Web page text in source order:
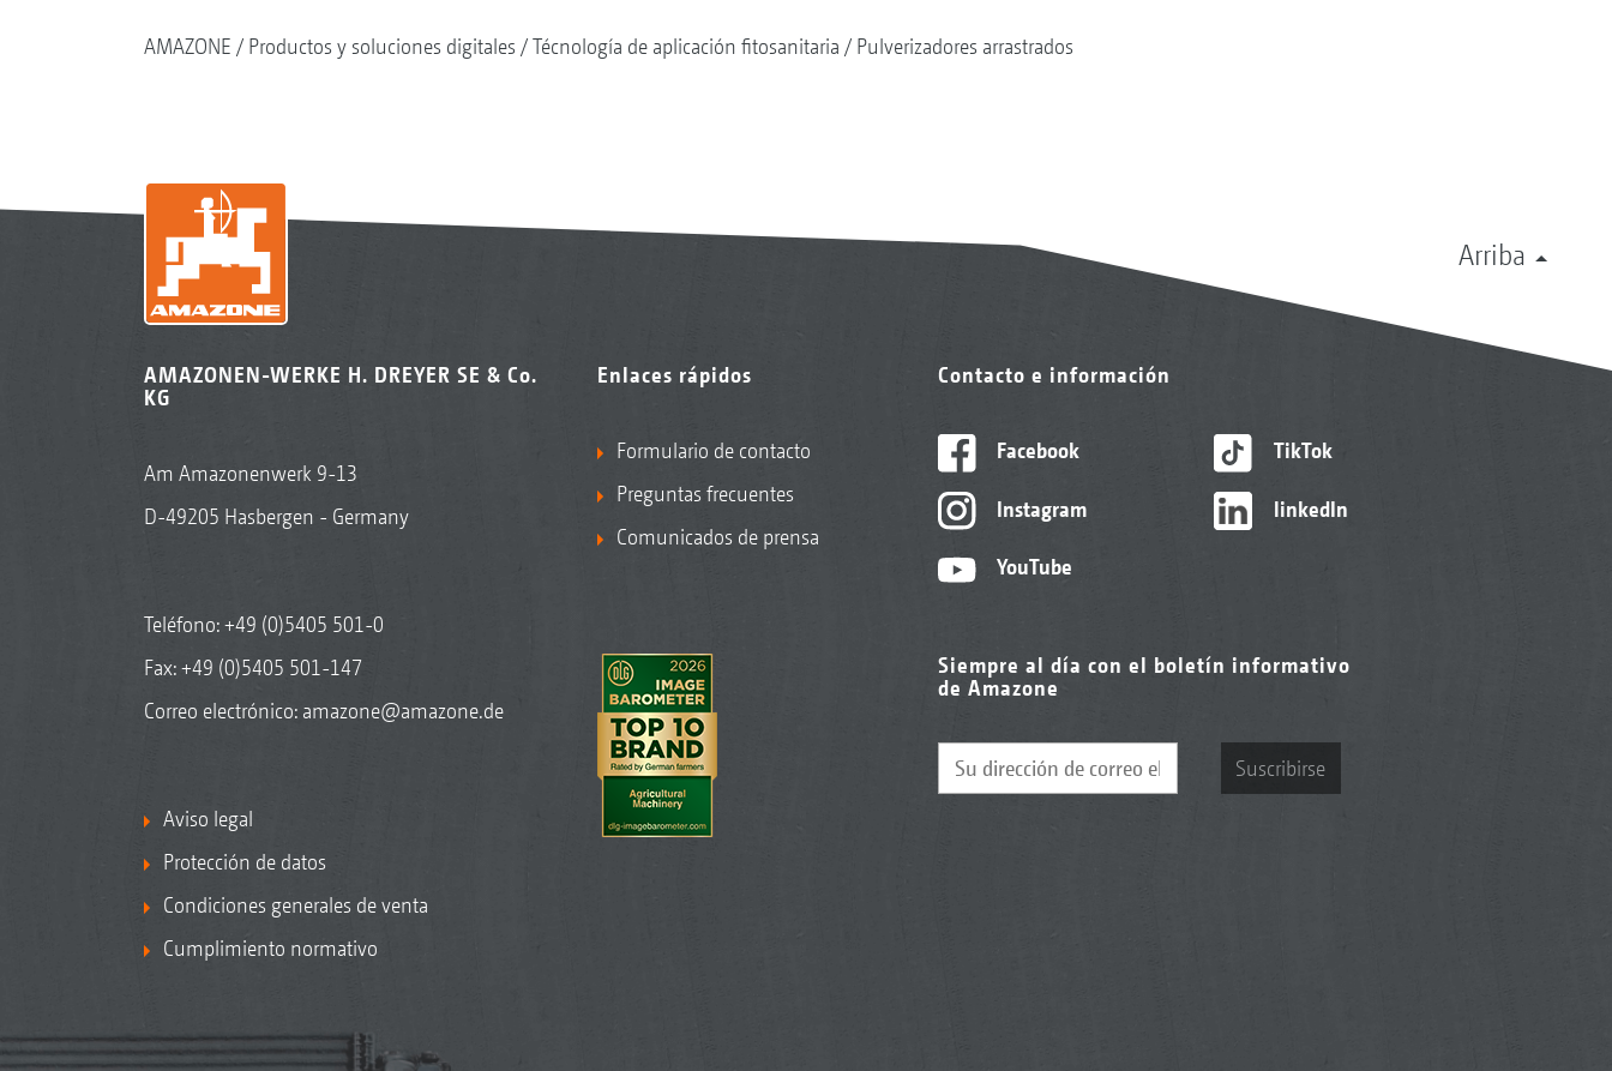
AMAZONE Productos y soluciones digitales Técnología de aplicación fitosanitaria Pulverizadores arrastrados
Arriba
AMAZONEN-WERKE H. DREYER SE & Co.
KG
Am Amazonenwerk 9-13
D-49205 Hasbergen - Germany
Teléfono:+49 (0)5405 501-0
Fax: +49 (0)5405 501-147
Correo electrónico: amazone@amazone.de
Aviso legal
Protección de datos
Condiciones generales de venta
Cumplimiento normativo
Enlaces rápidos
Formulario de contacto
Preguntas frecuentes
Comunicados de prensa
Contacto e información
Facebook
Instagram
YouTube
TikTok
linkedIn
Siempre al día con el boletín informativo
de Amazone
Suscribirse